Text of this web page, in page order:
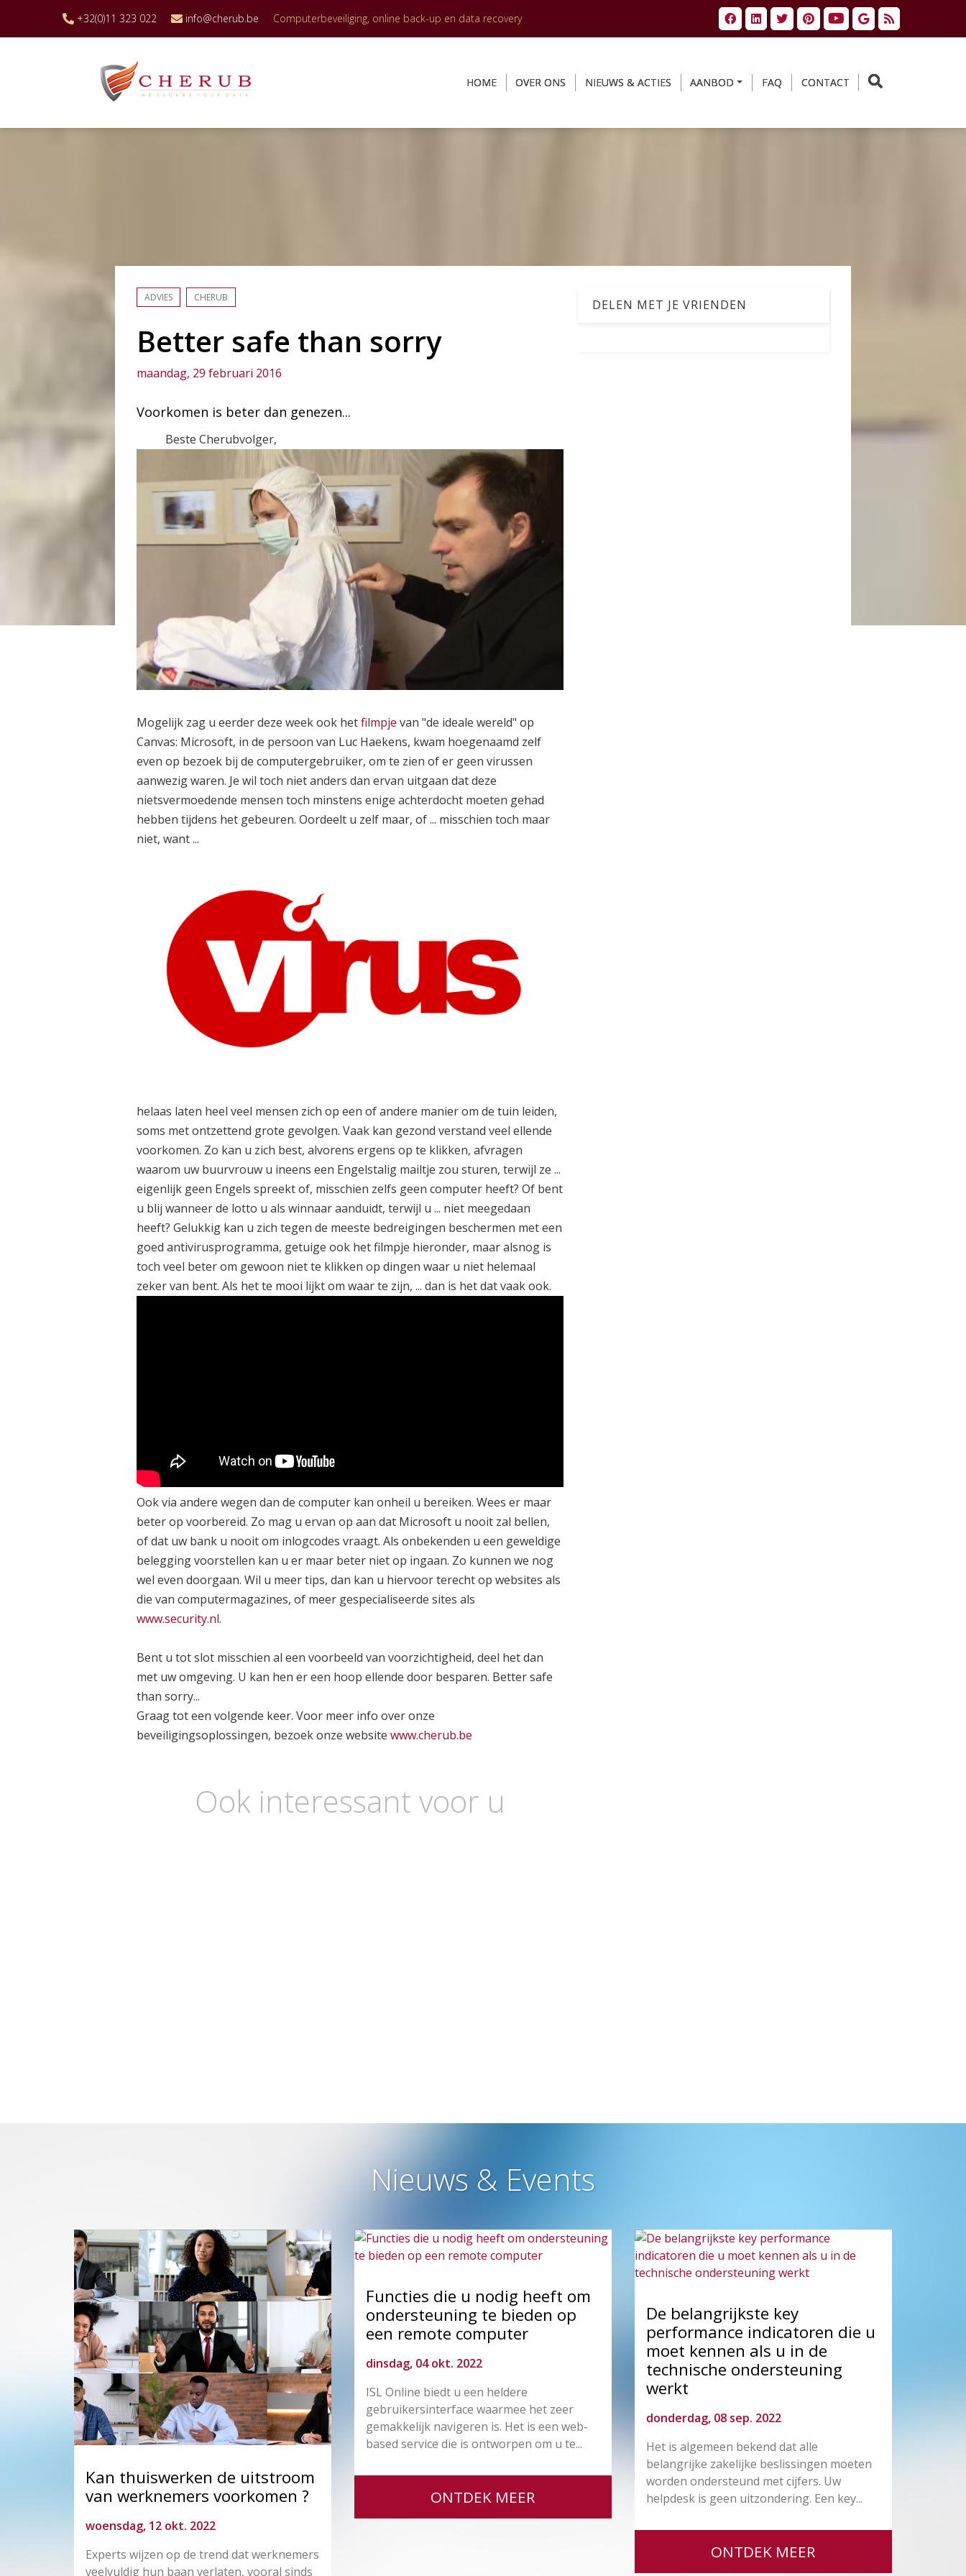
+32(0)11 323 022 info@cherub.be Computerbeveiliging, online back-up en data recovery
HOME OVER ONS NIEUWS & ACTIES AANBOD FAQ CONTACT
ADVIES CHERUB
Better safe than sorry
maandag, 29 februari 2016
Voorkomen is beter dan genezen...
Beste Cherubvolger,
Mogelijk zag u eerder deze week ook hetfilmpje van "de ideale wereld" op
Canvas: Microsoft, in de persoon van Luc Haekens, kwam hoegenaamd zelf
even op bezoek bij de computergebruiker, om te zien of er geen virussen
aanwezig waren. Je wil toch niet anders dan ervan uitgaan dat deze
nietsvermoedende mensen toch minstens enige achterdocht moeten gehad
hebben tijdens het gebeuren. Oordeelt u zelf maar, of ... misschien toch maar
niet, want ...
helaas laten heel veel mensen zich op een of andere manier om de tuin leiden,
soms met ontzettend grote gevolgen. Vaak kan gezond verstand veel ellende
voorkomen. Zo kan u zich best, alvorens ergens op te klikken, afvragen
waarom uw buurvrouw u ineens een Engelstalig mailtje zou sturen, terwijl ze ...
eigenlijk geen Engels spreekt of, misschien zelfs geen computer heeft? Of bent
u blij wanneer de lotto u als winnaar aanduidt, terwijl u ... niet meegedaan
heeft? Gelukkig kan u zich tegen de meeste bedreigingen beschermen met een
goed antivirusprogramma, getuige ook het filmpje hieronder, maar alsnog is
toch veel beter om gewoon niet te klikken op dingen waar u niet helemaal
zeker van bent. Als het te mooi lijkt om waar te zijn, ... dan is het dat vaak ook.
Ook via andere wegen dan de computer kan onheil u bereiken. Wees er maar
beter op voorbereid. Zo mag u ervan op aan dat Microsoft u nooit zal bellen,
of dat uw bank u nooit om inlogcodes vraagt. Als onbekenden u een geweldige
belegging voorstellen kan u er maar beter niet op ingaan. Zo kunnen we nog
wel even doorgaan. Wil u meer tips, dan kan u hiervoor terecht op websites als
die van computermagazines, of meer gespecialiseerde sites als
www.security.nl.
Bent u tot slot misschien al een voorbeeld van voorzichtigheid, deel het dan
met uw omgeving. U kan hen er een hoop ellende door besparen. Better safe
than sorry...
Graag tot een volgende keer. Voor meer info over onze
beveiligingsoplossingen, bezoek onze website www.cherub.be
Ook interessant voor u
DELEN MET JE VRIENDEN
Nieuws & Events
Kan thuiswerken de uitstroom
van werknemers voorkomen ?
woensdag, 12 okt. 2022
Experts wijzen op de trend dat werknemers
veelvuldig hun baan verlaten, vooral sinds
Functies die u nodig heeft om
ondersteuning te bieden op
een remote computer
dinsdag, 04 okt. 2022
ISL Online biedt u een heldere
gebruikersinterface waarmee het zeer
gemakkelijk navigeren is. Het is een web-
based service die is ontworpen om u te...
ONTDEK MEER
De belangrijkste key
performance indicatoren die u
moet kennen als u in de
technische ondersteuning
werkt
donderdag, 08 sep. 2022
Het is algemeen bekend dat alle
belangrijke zakelijke beslissingen moeten
worden ondersteund met cijfers. Uw
helpdesk is geen uitzondering. Een key...
ONTDEK MEER